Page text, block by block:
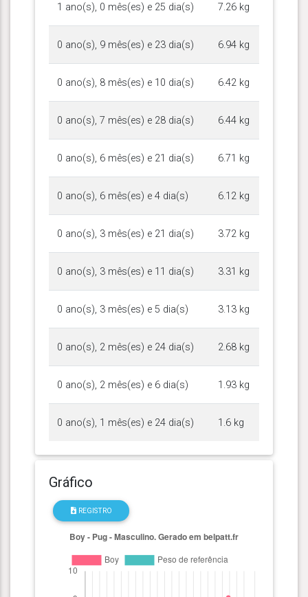
1 ano(s), 0 mês(es) e 25 dia(s) 7.26 kg
0 ano(s), 9 mês(es) e 23 dia(s) 6.94 kg
0 ano(s), 8 mês(es) e 10 dia(s) 6.42 kg
0 ano(s), 7 mês(es) e 28 dia(s) 6.44 kg
0 ano(s), 6 mês(es) e 21 dia(s) 6.71 kg
0 ano(s), 6 mês(es) e 4 dia(s) 6.12 kg
0 ano(s), 3 mês(es) e 21 dia(s) 3.72 kg
0 ano(s), 3 mês(es) e 11 dia(s) 3.31 kg
0 ano(s), 3 mês(es) e 5 dia(s) 3.13 kg
0 ano(s), 2 mês(es) e 24 dia(s) 2.68 kg
0 ano(s), 2 mês(es) e 6 dia(s) 1.93 kg
0 ano(s), 1 mês(es) e 24 dia(s) 1.6 kg
Gráfico
REGISTRO